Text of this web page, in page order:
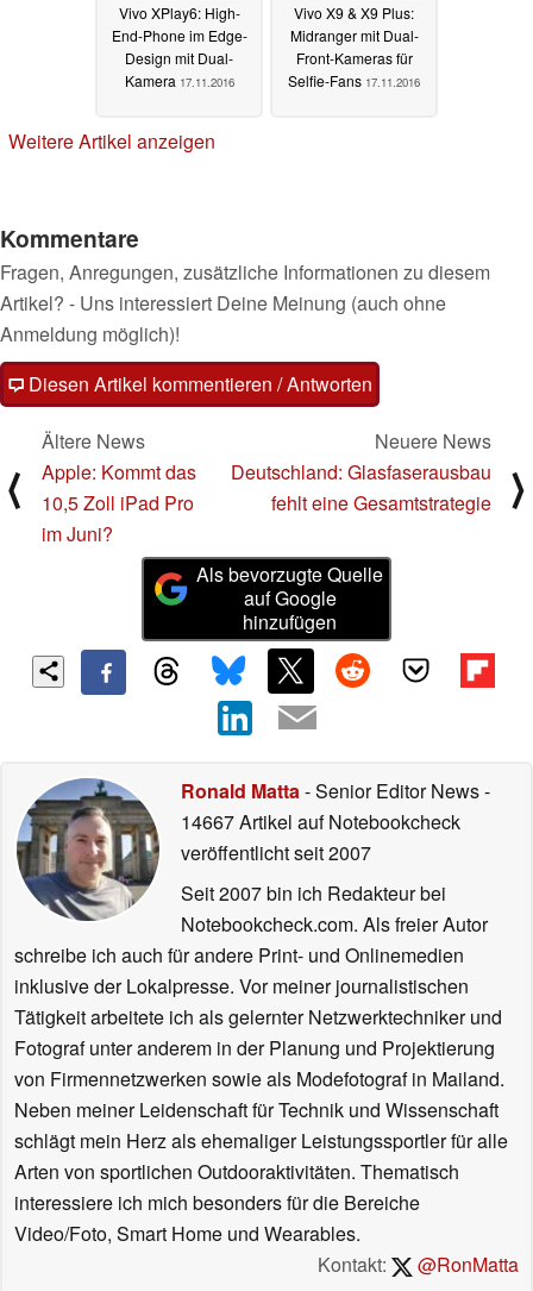
Vivo XPlay6: High-
End-Phone im Edge-
Design mit Dual-
Kamera 17.11.2016
Vivo X9 & X9 Plus:
Midranger mit Dual-
Front-Kameras für
Selfie-Fans 17.11.2016
Weitere Artikel anzeigen
Kommentare
Fragen, Anregungen, zusätzliche Informationen zu diesem
Artikel? - Uns interessiert Deine Meinung (auch ohne
Anmeldung möglich)!
Diesen Artikel kommentieren / Antworten
⟨
Ältere News
Apple: Kommt das
10,5 Zoll iPad Pro
im Juni?
Neuere News
Deutschland: Glasfaserausbau
fehlt eine Gesamtstrategie
⟩
Als bevorzugte Quelle
auf Google
hinzufügen
Ronald Matta- Senior Editor News-
14667 Artikel auf Notebookcheck
veröffentlichtseit 2007
Seit 2007 bin ich Redakteur bei
Notebookcheck.com. Als freier Autor
schreibe ich auch für andere Print- und Onlinemedien
inklusive der Lokalpresse. Vor meiner journalistischen
Tätigkeit arbeitete ich als gelernter Netzwerktechniker und
Fotograf unter anderem in der Planung und Projektierung
von Firmennetzwerken sowie als Modefotograf in Mailand.
Neben meiner Leidenschaft für Technik und Wissenschaft
schlägt mein Herz als ehemaliger Leistungssportler für alle
Arten von sportlichen Outdooraktivitäten. Thematisch
interessiere ich mich besonders für die Bereiche
Video/Foto, Smart Home und Wearables.
Kontakt:
@RonMatta